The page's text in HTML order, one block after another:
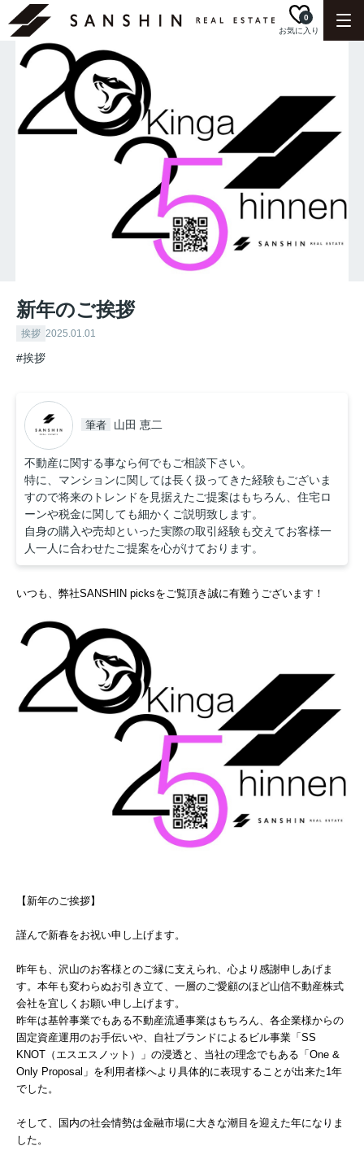
お気に入り
0
新年のご挨拶
挨拶 2025.01.01
#挨拶
筆者 山田 恵二
不動産に関する事なら何でもご相談下さい。
特に、マンションに関しては長く扱ってきた経験もございま
すので将来のトレンドを見据えたご提案はもちろん、住宅ロ
ーンや税金に関しても細かくご説明致します。
自身の購入や売却といった実際の取引経験も交えてお客様一
人一人に合わせたご提案を心がけております。
いつも、弊社SANSHIN picksをご覧頂き誠に有難うございます！
【新年のご挨拶】
謹んで新春をお祝い申し上げます。
昨年も、沢山のお客様とのご縁に支えられ、心より感謝申しあげま
す。本年も変わらぬお引き立て、一層のご愛顧のほど山信不動産株式
会社を宜しくお願い申し上げます。
昨年は基幹事業でもある不動産流通事業はもちろん、各企業様からの
固定資産運用のお手伝いや、自社ブランドによるビル事業「SS
KNOT（エスエスノット）」の浸透と、当社の理念でもある「One &
Only Proposal」を利用者様へより具体的に表現することが出来た1年
でした。
そして、国内の社会情勢は金融市場に大きな潮目を迎えた年になりま
した。